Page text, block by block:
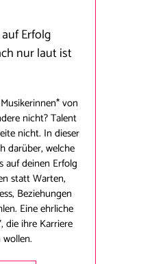
Erfolg
nur laut ist
von
nicht? Talent
nicht. In dieser
darüber, welche
auf deinen Erfolg
statt Warten,
Beziehungen
Eine ehrliche
die ihre Karriere